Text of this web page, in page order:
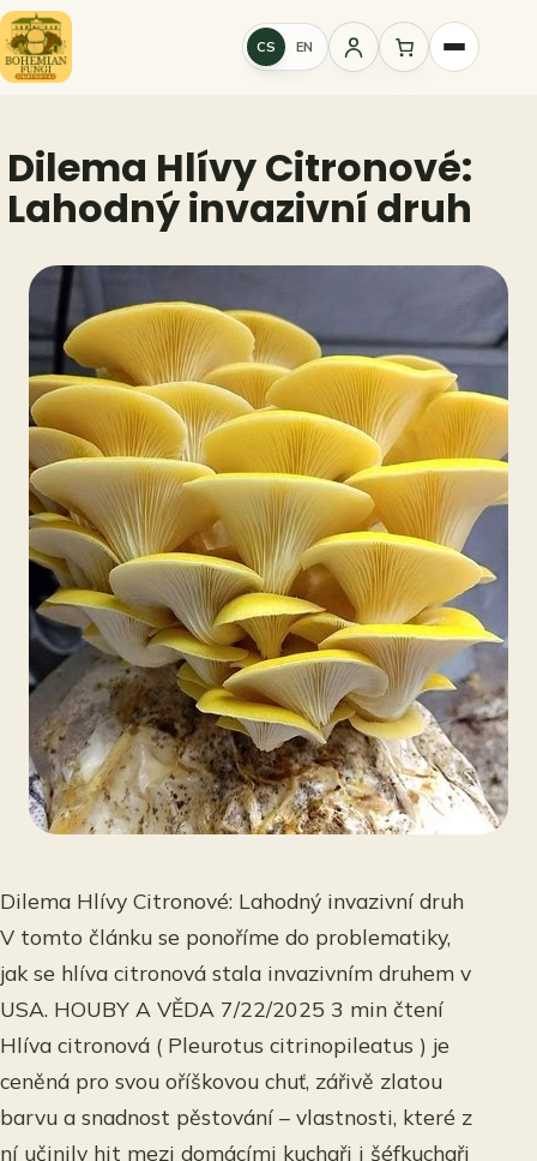
Přeskočit
na
obsah
CS EN
Přihlášení
Dilema Hlívy Citronové:
Lahodný invazivní druh
Dilema Hlívy Citronové: Lahodný invazivní druh
V tomto článku se ponoříme do problematiky,
jak se hlíva citronová stala invazivním druhem v
USA. HOUBY A VĚDA 7/22/2025 3 min čtení
Hlíva citronová ( Pleurotus citrinopileatus ) je
ceněná pro svou oříškovou chuť, zářivě zlatou
barvu a snadnost pěstování – vlastnosti, které z
ní učinily hit mezi domácími kuchaři i šéfkuchaři